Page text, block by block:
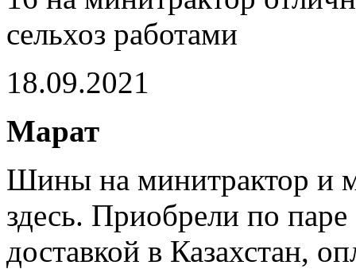
сельхоз работами
18.09.2021
Марат
Шины на минитрактор и
здесь. Приобрели по
доставкой в Казахстан,